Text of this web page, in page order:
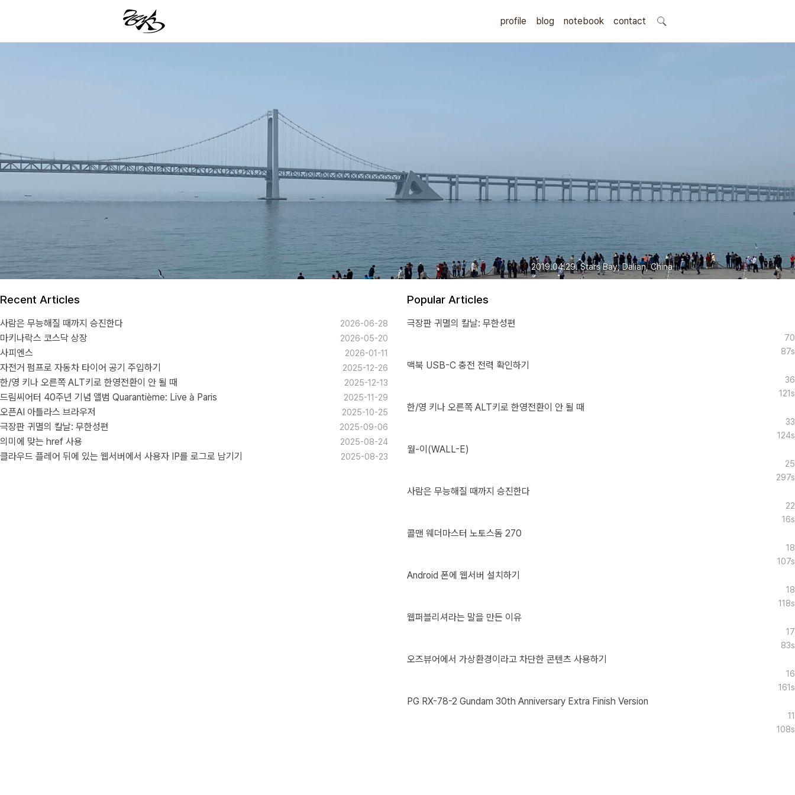
profile blog notebook contact
search
2019.04.29. Stars Bay, Dalian, China
Recent Articles
사람은 무능해질 때까지 승진한다 2026-06-28
마키나락스 코스닥 상장 2026-05-20
사피엔스 2026-01-11
자전거 펌프로 자동차 타이어 공기 주입하기 2025-12-26
한/영 키나 오른쪽 ALT키로 한영전환이 안 될 때 2025-12-13
드림씨어터 40주년 기념 앨범 Quarantième: Live à Paris 2025-11-29
오픈AI 아틀라스 브라우저 2025-10-25
극장판 귀멸의 칼날: 무한성편 2025-09-06
의미에 맞는 href 사용 2025-08-24
클라우드 플레어 뒤에 있는 웹서버에서 사용자 IP를 로그로 남기기 2025-08-23
Popular Articles
극장판 귀멸의 칼날: 무한성편
70
87s
맥북 USB-C 충전 전력 확인하기
36
121s
한/영 키나 오른쪽 ALT키로 한영전환이 안 될 때
33
124s
월-이(WALL-E)
25
297s
사람은 무능해질 때까지 승진한다
22
16s
콜맨 웨더마스터 노토스돔 270
18
107s
Android 폰에 웹서버 설치하기
18
118s
웹퍼블리셔라는 말을 만든 이유
17
83s
오즈뷰어에서 가상환경이라고 차단한 콘텐츠 사용하기
16
161s
PG RX-78-2 Gundam 30th Anniversary Extra Finish Version
11
108s